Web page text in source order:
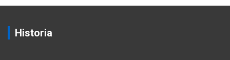
posts
Historia